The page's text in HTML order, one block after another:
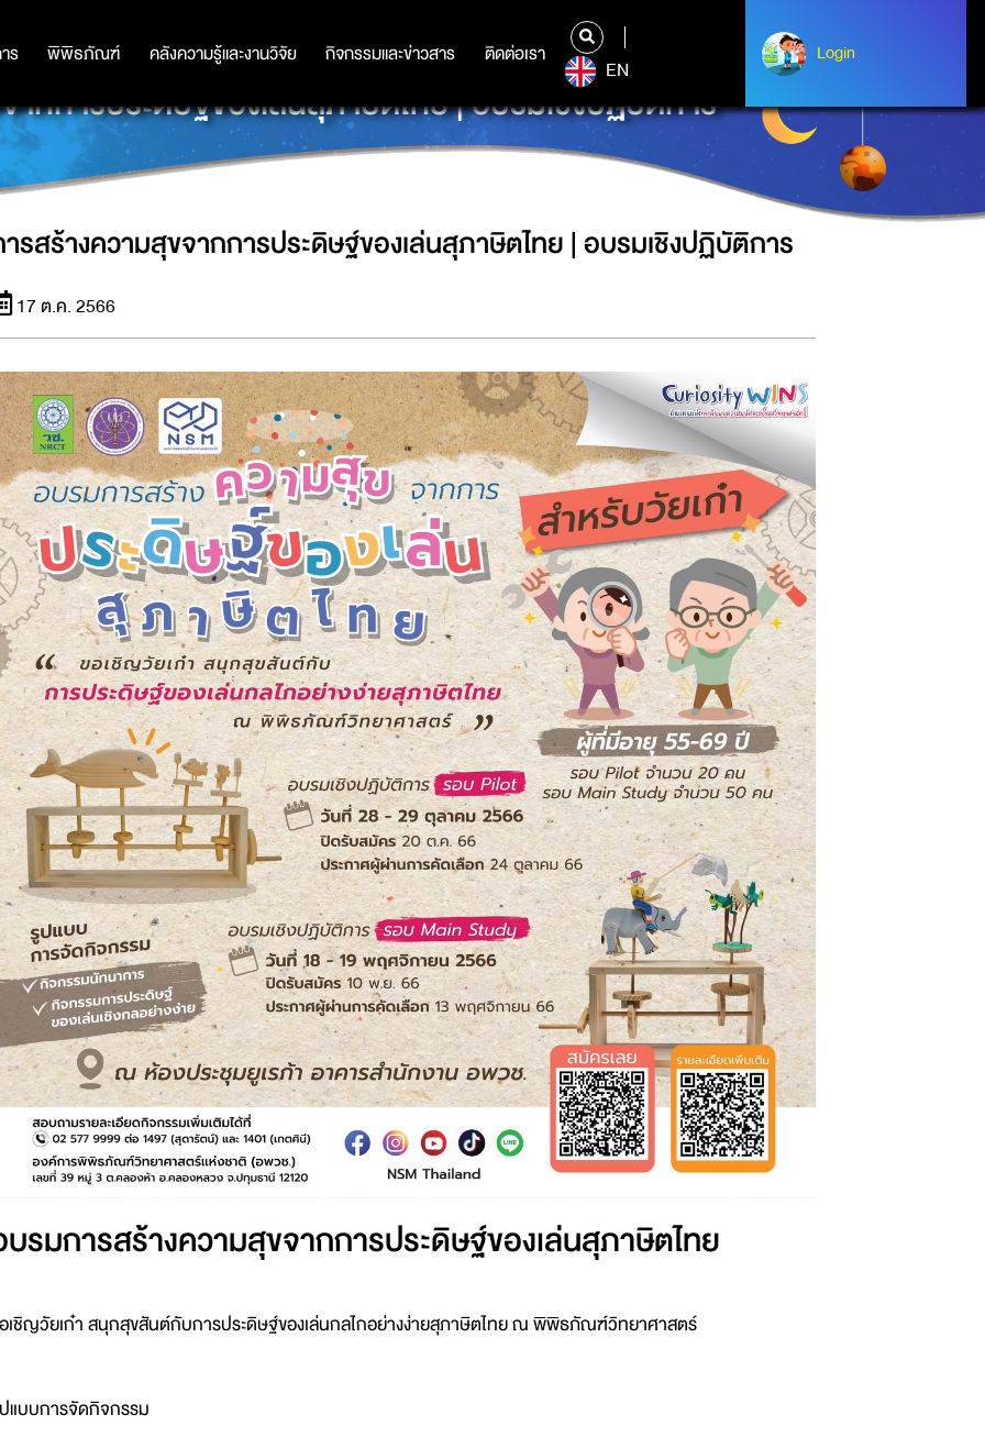
ร พิพิธภัณฑ์ คลังความรู้และงานวิจัย กิจกรรมและข่าวสาร ติดต่อเรา
ร พิพิธภัณฑ์ คลังความรู้และงานวิจัย กิจกรรมและข่าวสาร ติดต่อเรา
EN
Login
Login
ากการประดิษฐ์ของเล่นสุภาษิตไทย | อบรมเชิงปฏิบัติการ
รสร้างความสุขจากการประดิษฐ์ของเล่นสุภาษิตไทย | อบรมเชิงปฏิบัติการ
17 ต.ค. 2566
รมการสร้างความสุขจากการประดิษฐ์ของเล่นสุภาษิตไทย
เชิญวัยเก๋า สนุกสุขสันต์กับการประดิษฐ์ของเล่นกลไกอย่างง่ายสุภาษิตไทย ณ พิพิธภัณฑ์วิทยาศาสตร์
แบบการจัดกิจกรรม